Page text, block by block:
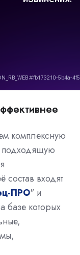
комплексную
подходящую
входят
ПРО" и
базе которых